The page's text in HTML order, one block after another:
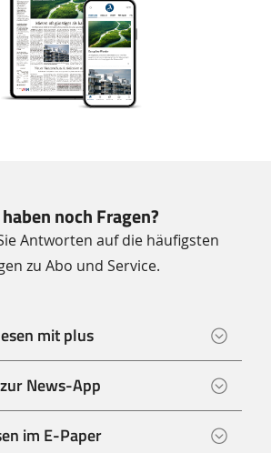
noch Fragen?
Antworten auf die häufigsten
zu Abo und Service.
mit plus
News-App
im E-Paper